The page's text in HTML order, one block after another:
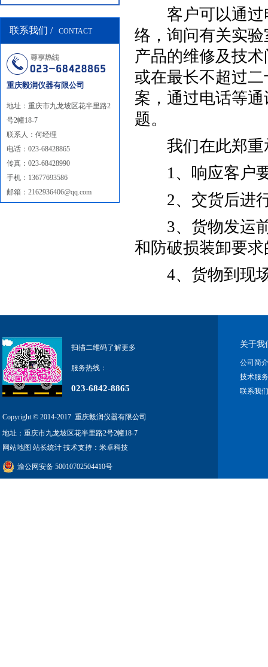
联系我们 / CONTACT
重庆毅润仪器有限公司
地址：重庆市九龙坡区花半里路2
号2幢18-7
联系人：何经理
电话：023-68428865
传真：023-68428990
手机：13677693586
邮箱：2162936406@qq.com
客户可以通过
络，询问有关实
产品的维修及技
或在最长不超过
案，通过电话等
题。
我们在此郑重
1、响应客户要
2、交货后进行
3、货物发运前
和防破损装卸要
4、货物到现场
扫描二维码了解更多
服务热线：
023-6842-8865
Copyright © 2014-2017 重庆毅润仪器有限公司
地址： 重庆市九龙坡区花半里路2号2幢18-7
网站地图 站长统计 技术支持：米卓科技
渝公网安备 50010702504410号
关于我
公司简介
技术服务
联系我们